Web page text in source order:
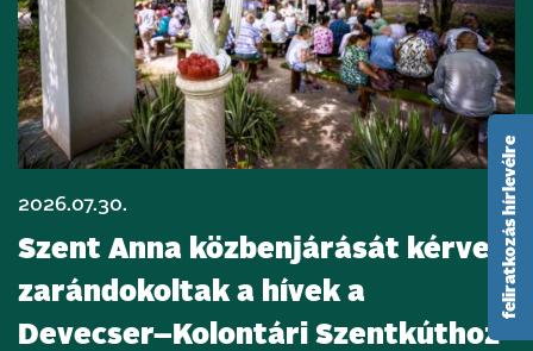
2026.07.30.
Szent Anna közbenjárását kérve
zarándokoltak a hívek a
Devecser–Kolontári Szentkúthoz
feliratkozás hírlevélre